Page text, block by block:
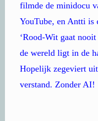
filmde de minidocu
YouTube, en Antti is
‘Rood-Wit gaat
de wereld ligt in de
Hopelijk zegeviert
verstand. Zonder AI!